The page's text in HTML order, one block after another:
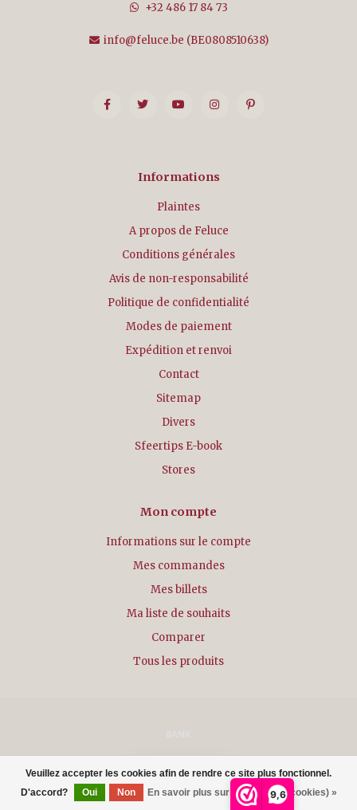
9,6
Veuillez accepter les cookies afin de rendre ce site plus fonctionnel.
D'accord?
Oui Non En savoir plus sur les témoins (cookies) »
+32 486 17 84 73
info@feluce.be (BE0808510638)
Informations
Plaintes
A propos de Feluce
Conditions générales
Avis de non-responsabilité
Politique de confidentialité
Modes de paiement
Expédition et renvoi
Contact
Sitemap
Divers
Sfeertips E-book
Stores
Mon compte
Informations sur le compte
Mes commandes
Mes billets
Ma liste de souhaits
Comparer
Tous les produits
© Copyright 2026 - Powered byLightspeed- Theme byDyvelopment
FILTRES